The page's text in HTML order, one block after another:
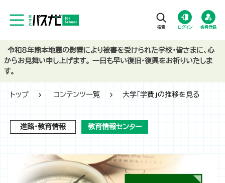
ログイン 会員登録
トップ コンテンツ一覧 大学「学費」の推移を見る
進路・教育情報 教育情報センター
令和8年熊本地震の影響により被害を受けられた学校・皆さまに、心
からお見舞い申し上げます。 一日も早い復旧・復興をお祈りいたしま
す。